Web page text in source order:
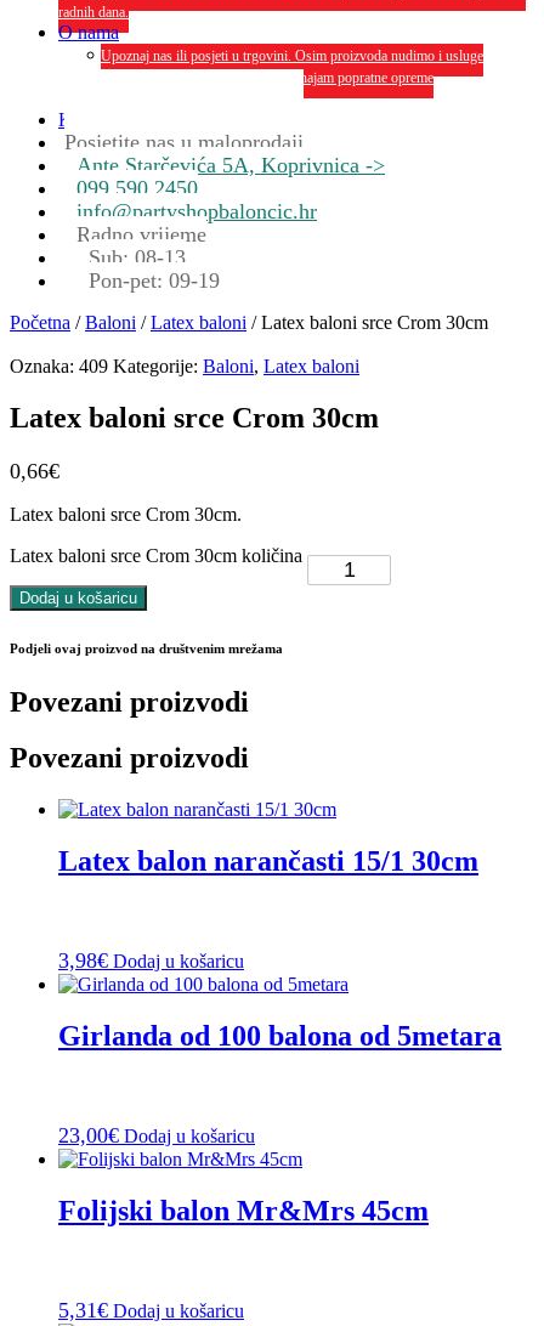
radnih dana.
O nama
Upoznaj nas ili posjeti u trgovini. Osim proizvoda nudimo i usluge
dekoriranja interijera i eksterija te najam popratne opreme
Kontakt
Posjetite nas u maloprodaji
Ante Starčevića 5A, Koprivnica ->
099 590 2450
info@partyshopbaloncic.hr
Radno vrijeme
Sub: 08-13
Pon-pet: 09-19
Početna /Baloni /Latex baloni / Latex baloni srce Crom 30cm
Oznaka: 409 Kategorije: Baloni, Latex baloni
Latex baloni srce Crom 30cm
0,66€
Latex baloni srce Crom 30cm.
Latex baloni srce Crom 30cm količina
Dodaj u košaricu
Podjeli ovaj proizvod na društvenim mrežama
Povezani proizvodi
Povezani proizvodi
Latex balon narančasti 15/1 30cm
3,98€ Dodaj u košaricu
Girlanda od 100 balona od 5metara
23,00€ Dodaj u košaricu
Folijski balon Mr&Mrs 45cm
5,31€ Dodaj u košaricu